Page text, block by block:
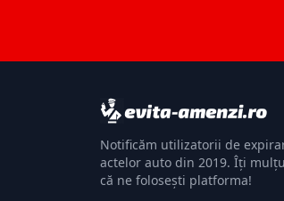
Notificăm utilizatorii de
actelor auto din 2019. Îți
că ne folosești platforma!